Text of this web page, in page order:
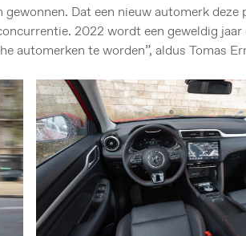
gewonnen. Dat een nieuw automerk
2022 wordt een geweldig
automerken te worden”, aldus Tomas